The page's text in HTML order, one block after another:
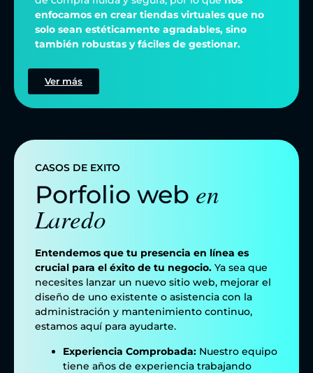
enfocamos en crear tiendas virtuales que no
solo sean estéticamente agradables, sino
también robustas y fáciles de gestionar.
Ver más
CASOS DE EXITO
Porfolio web en
Laredo
Entendemos que tu presencia en línea es
crucial para el éxito de tu negocio. Ya sea que
necesites lanzar un nuevo sitio web, mejorar el
diseño de uno existente o asistencia con la
administración y mantenimiento continuo,
estamos aquí para ayudarte.
Experiencia Comprobada: Nuestro equipo
tiene años de experiencia trabajando